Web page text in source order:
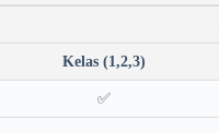
Kelas (1,2,3)
✅